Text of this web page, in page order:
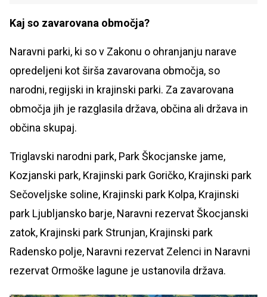
Kaj so zavarovana območja?
Naravni parki, ki so v Zakonu o ohranjanju narave
opredeljeni kot širša zavarovana območja, so
narodni, regijski in krajinski parki. Za zavarovana
območja jih je razglasila država, občina ali država in
občina skupaj.
Triglavski narodni park, Park Škocjanske jame,
Kozjanski park, Krajinski park Goričko, Krajinski park
Sečoveljske soline, Krajinski park Kolpa, Krajinski
park Ljubljansko barje, Naravni rezervat Škocjanski
zatok, Krajinski park Strunjan, Krajinski park
Radensko polje, Naravni rezervat Zelenci in Naravni
rezervat Ormoške lagune je ustanovila država.